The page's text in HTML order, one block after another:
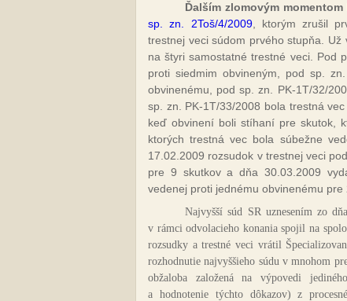
Ďalším zlomovým momentom
sp. zn. 2Toš/4/2009, ktorým zrušil
trestnej veci súdom prvého stupňa.
na štyri samostatné trestné veci. Pod
proti siedmim obvineným, pod sp.
obvinenému, pod sp. zn. PK-1T/32/
sp. zn. PK-1T/33/2008 bola trestná
keď obvinení boli stíhaní pre skutok,
ktorých trestná vec bola súbežne
17.02.2009 rozsudok v trestnej veci
pre 9 skutkov a dňa 30.03.2009
vedenej proti jednému obvinenému pre
Najvyšší súd SR uznesením zo
v rámci odvolacieho konania spojil na
rozsudky a trestné veci vrátil
rozhodnutie najvyššieho súdu v mnohom
obžaloba založená na výpovedi
a hodnotenie týchto dôkazov) z